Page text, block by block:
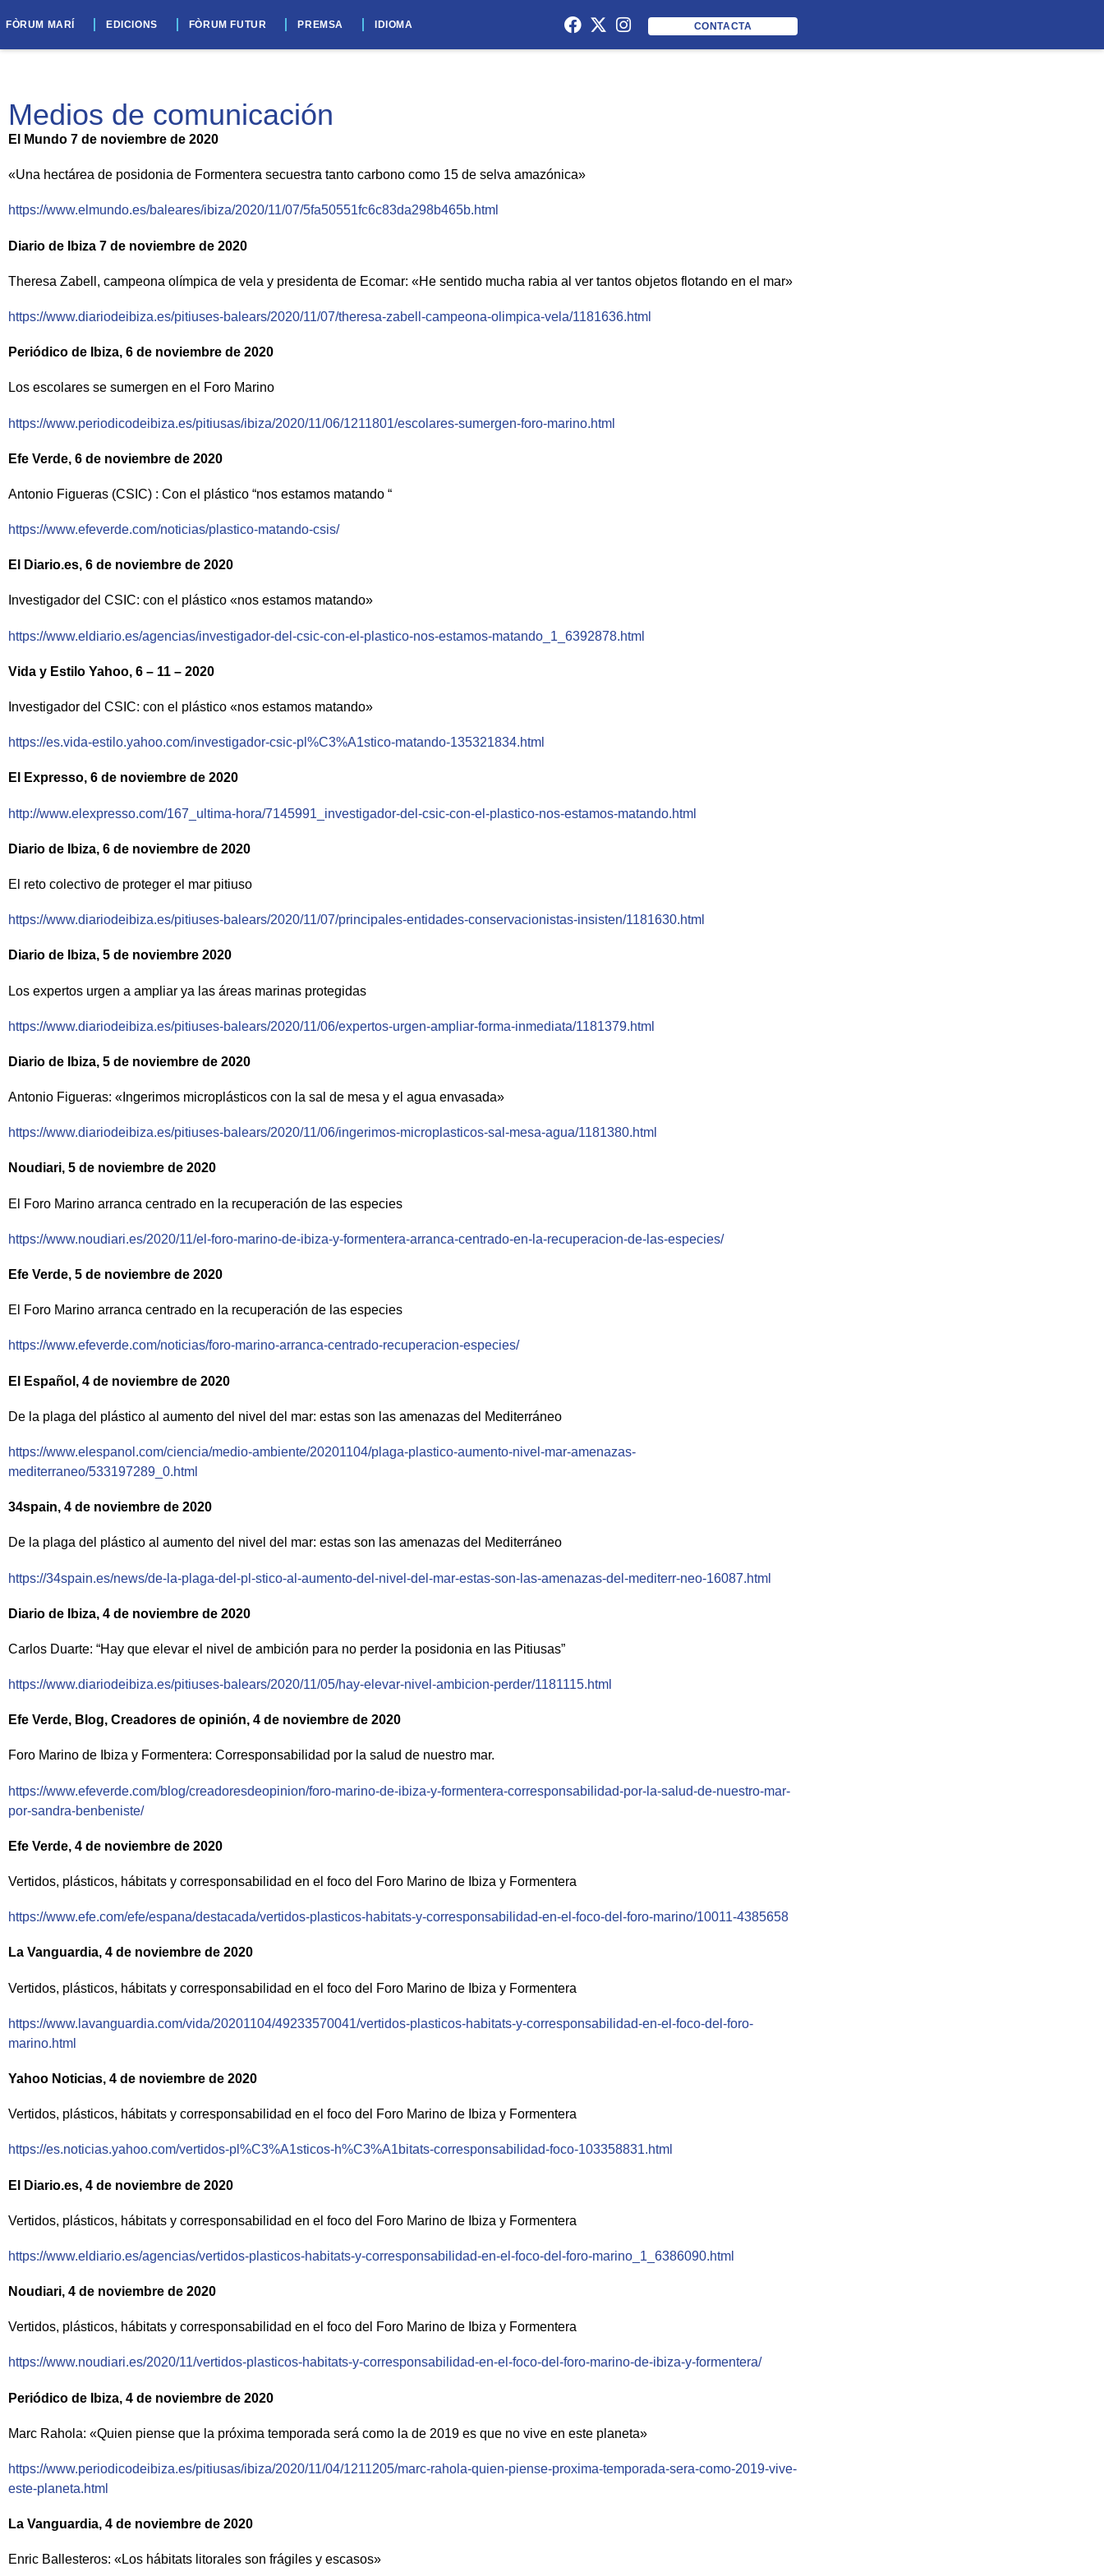
FÒRUM MARÍ EDICIONS FÒRUM FUTUR PREMSA IDIOMA CONTACTA
Medios de comunicación
El Mundo 7 de noviembre de 2020
«Una hectárea de posidonia de Formentera secuestra tanto carbono como 15 de selva amazónica»
https://www.elmundo.es/baleares/ibiza/2020/11/07/5fa50551fc6c83da298b465b.html
Diario de Ibiza 7 de noviembre de 2020
Theresa Zabell, campeona olímpica de vela y presidenta de Ecomar: «He sentido mucha rabia al ver tantos objetos flotando en el mar»
https://www.diariodeibiza.es/pitiuses-balears/2020/11/07/theresa-zabell-campeona-olimpica-vela/1181636.html
Periódico de Ibiza, 6 de noviembre de 2020
Los escolares se sumergen en el Foro Marino
https://www.periodicodeibiza.es/pitiusas/ibiza/2020/11/06/1211801/escolares-sumergen-foro-marino.html
Efe Verde, 6 de noviembre de 2020
Antonio Figueras (CSIC) : Con el plástico “nos estamos matando “
https://www.efeverde.com/noticias/plastico-matando-csis/
El Diario.es, 6 de noviembre de 2020
Investigador del CSIC: con el plástico «nos estamos matando»
https://www.eldiario.es/agencias/investigador-del-csic-con-el-plastico-nos-estamos-matando_1_6392878.html
Vida y Estilo Yahoo, 6 – 11 – 2020
Investigador del CSIC: con el plástico «nos estamos matando»
https://es.vida-estilo.yahoo.com/investigador-csic-pl%C3%A1stico-matando-135321834.html
El Expresso, 6 de noviembre de 2020
http://www.elexpresso.com/167_ultima-hora/7145991_investigador-del-csic-con-el-plastico-nos-estamos-matando.html
Diario de Ibiza, 6 de noviembre de 2020
El reto colectivo de proteger el mar pitiuso
https://www.diariodeibiza.es/pitiuses-balears/2020/11/07/principales-entidades-conservacionistas-insisten/1181630.html
Diario de Ibiza, 5 de noviembre 2020
Los expertos urgen a ampliar ya las áreas marinas protegidas
https://www.diariodeibiza.es/pitiuses-balears/2020/11/06/expertos-urgen-ampliar-forma-inmediata/1181379.html
Diario de Ibiza, 5 de noviembre de 2020
Antonio Figueras: «Ingerimos microplásticos con la sal de mesa y el agua envasada»
https://www.diariodeibiza.es/pitiuses-balears/2020/11/06/ingerimos-microplasticos-sal-mesa-agua/1181380.html
Noudiari, 5 de noviembre de 2020
El Foro Marino arranca centrado en la recuperación de las especies
https://www.noudiari.es/2020/11/el-foro-marino-de-ibiza-y-formentera-arranca-centrado-en-la-recuperacion-de-las-especies/
Efe Verde, 5 de noviembre de 2020
El Foro Marino arranca centrado en la recuperación de las especies
https://www.efeverde.com/noticias/foro-marino-arranca-centrado-recuperacion-especies/
El Español, 4 de noviembre de 2020
De la plaga del plástico al aumento del nivel del mar: estas son las amenazas del Mediterráneo
https://www.elespanol.com/ciencia/medio-ambiente/20201104/plaga-plastico-aumento-nivel-mar-amenazas-
mediterraneo/533197289_0.html
34spain, 4 de noviembre de 2020
De la plaga del plástico al aumento del nivel del mar: estas son las amenazas del Mediterráneo
https://34spain.es/news/de-la-plaga-del-pl-stico-al-aumento-del-nivel-del-mar-estas-son-las-amenazas-del-mediterr-neo-16087.html
Diario de Ibiza, 4 de noviembre de 2020
Carlos Duarte: “Hay que elevar el nivel de ambición para no perder la posidonia en las Pitiusas”
https://www.diariodeibiza.es/pitiuses-balears/2020/11/05/hay-elevar-nivel-ambicion-perder/1181115.html
Efe Verde, Blog, Creadores de opinión, 4 de noviembre de 2020
Foro Marino de Ibiza y Formentera: Corresponsabilidad por la salud de nuestro mar.
https://www.efeverde.com/blog/creadoresdeopinion/foro-marino-de-ibiza-y-formentera-corresponsabilidad-por-la-salud-de-nuestro-mar-
por-sandra-benbeniste/
Efe Verde, 4 de noviembre de 2020
Vertidos, plásticos, hábitats y corresponsabilidad en el foco del Foro Marino de Ibiza y Formentera
https://www.efe.com/efe/espana/destacada/vertidos-plasticos-habitats-y-corresponsabilidad-en-el-foco-del-foro-marino/10011-4385658
La Vanguardia, 4 de noviembre de 2020
Vertidos, plásticos, hábitats y corresponsabilidad en el foco del Foro Marino de Ibiza y Formentera
https://www.lavanguardia.com/vida/20201104/49233570041/vertidos-plasticos-habitats-y-corresponsabilidad-en-el-foco-del-foro-
marino.html
Yahoo Noticias, 4 de noviembre de 2020
Vertidos, plásticos, hábitats y corresponsabilidad en el foco del Foro Marino de Ibiza y Formentera
https://es.noticias.yahoo.com/vertidos-pl%C3%A1sticos-h%C3%A1bitats-corresponsabilidad-foco-103358831.html
El Diario.es, 4 de noviembre de 2020
Vertidos, plásticos, hábitats y corresponsabilidad en el foco del Foro Marino de Ibiza y Formentera
https://www.eldiario.es/agencias/vertidos-plasticos-habitats-y-corresponsabilidad-en-el-foco-del-foro-marino_1_6386090.html
Noudiari, 4 de noviembre de 2020
Vertidos, plásticos, hábitats y corresponsabilidad en el foco del Foro Marino de Ibiza y Formentera
https://www.noudiari.es/2020/11/vertidos-plasticos-habitats-y-corresponsabilidad-en-el-foco-del-foro-marino-de-ibiza-y-formentera/
Periódico de Ibiza, 4 de noviembre de 2020
Marc Rahola: «Quien piense que la próxima temporada será como la de 2019 es que no vive en este planeta»
https://www.periodicodeibiza.es/pitiusas/ibiza/2020/11/04/1211205/marc-rahola-quien-piense-proxima-temporada-sera-como-2019-vive-
este-planeta.html
La Vanguardia, 4 de noviembre de 2020
Enric Ballesteros: «Los hábitats litorales son frágiles y escasos»